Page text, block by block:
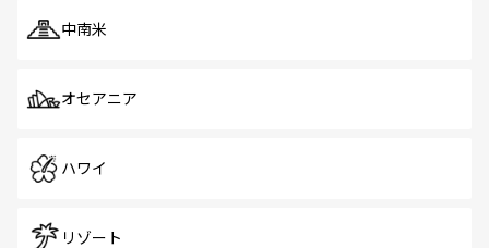
中南米
オセアニア
ハワイ
リゾート